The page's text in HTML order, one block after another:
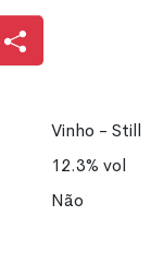
Vinho - Still
12.3% vol
Não